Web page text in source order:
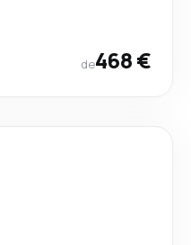
de468 €